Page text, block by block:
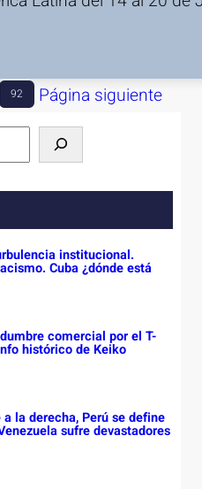
92
Página siguiente
institucional.
Cuba ¿dónde está
comercial por el T-
histórico de Keiko
la derecha, Perú se define
sufre devastadores